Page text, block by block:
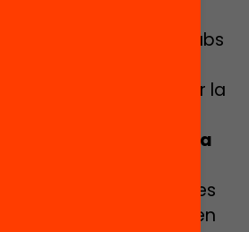
les narracions
conta contes i els clubs
eines que han
el gust per la
a 29 escoles.
programa que fomenta
intergeneracionals a
Les paraules es
construir idees, però en